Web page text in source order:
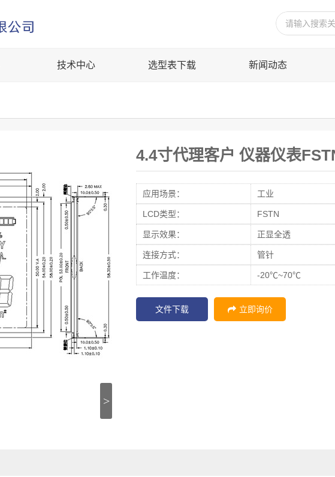
技术中心 选型表下载 新闻动态
>
4.4寸代理客户 仪器仪表
应用场景： 工业
LCD类型： FSTN
显示效果： 正显全透
连接方式： 管针
工作温度： -20℃~70℃
文件下载 立即询价